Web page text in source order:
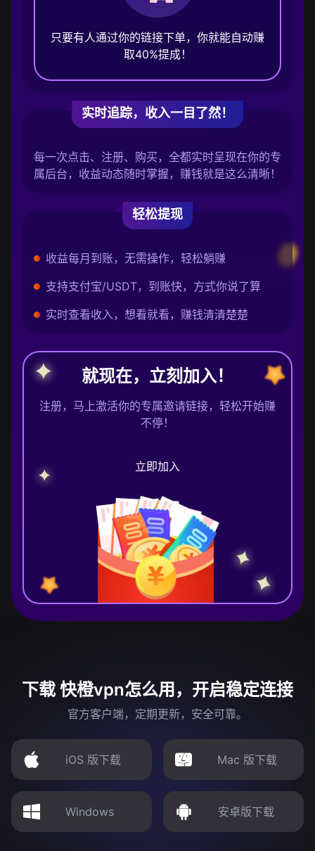
只要有人通过你的链接下单，你就能自动赚
取40%提成！
实时追踪，收入一目了然！
每一次点击、注册、购买，全都实时呈现在你的专
属后台，收益动态随时掌握，赚钱就是这么清晰！
轻松提现
收益每月到账，无需操作，轻松躺赚
支持支付宝/USDT，到账快，方式你说了算
实时查看收入，想看就看，赚钱清清楚楚
就现在，立刻加入！
注册，马上激活你的专属邀请链接，轻松开始赚
不停！
立即加入
下载 快橙vpn怎么用，开启稳定连接
官方客户端，定期更新，安全可靠。
iOS 版下载 Mac 版下载
Windows 安卓版下载